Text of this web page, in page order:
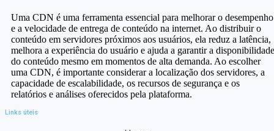
Uma CDN é uma ferramenta essencial para melhorar o desempenho
e a velocidade de entrega de conteúdo na internet. Ao distribuir o
conteúdo em servidores próximos aos usuários, ela reduz a latência,
melhora a experiência do usuário e ajuda a garantir a disponibilidade
do conteúdo mesmo em momentos de alta demanda. Ao escolher
uma CDN, é importante considerar a localização dos servidores, a
capacidade de escalabilidade, os recursos de segurança e os
relatórios e análises oferecidos pela plataforma.
Links úteis